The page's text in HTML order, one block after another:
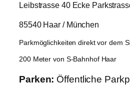
Leibstrasse 40 Ecke
85540 Haar / München
Parkmöglichkeiten direkt vor dem
200 Meter von S-Bahnhof Haar
Parken: Öffentliche